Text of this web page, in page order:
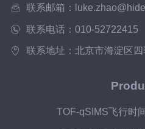
联系邮箱：
联系电话：010-52722415
联系地址：北京市海淀区
TOF-qSIMS飞行时